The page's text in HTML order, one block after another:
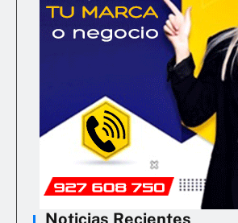
Noticias Recientes